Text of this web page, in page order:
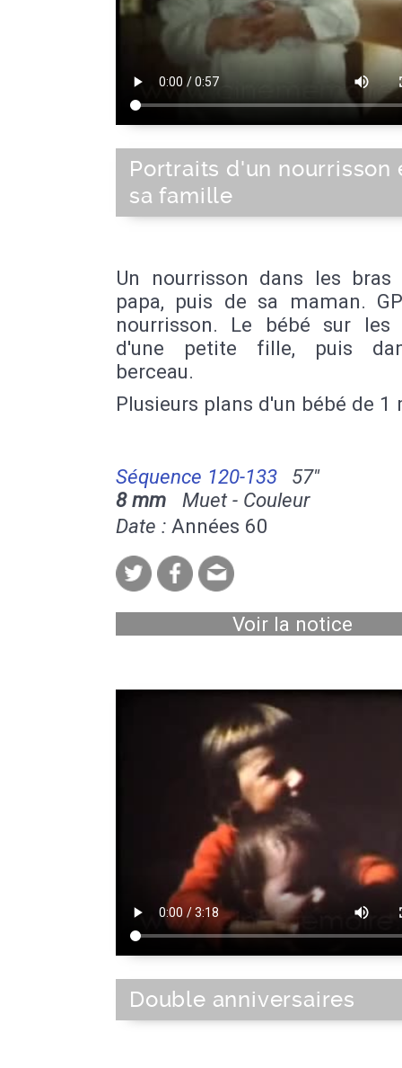
Portraits d'un nourrisson
sa famille
Un nourrisson dans les bras
papa, puis de sa maman.
nourrisson. Le bébé sur les
d'une petite fille, puis
berceau.
Plusieurs plans d'un bébé de 1
Séquence 120-133
57''
8 mm Muet - Couleur
Date : Années 60
Voir la notice
Double anniversaires